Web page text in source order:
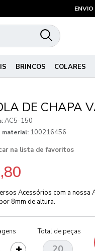
BRINCOS COLARES
DE CHAPA
AC5-150
material: 100216456
na lista de favoritos
Acessórios com a nossa
8mm de altura.
Total de peças